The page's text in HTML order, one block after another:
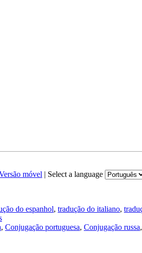
móvel | Select a language
do espanhol, tradução do italiano,
, Conjugação portuguesa, Conjugação russa,